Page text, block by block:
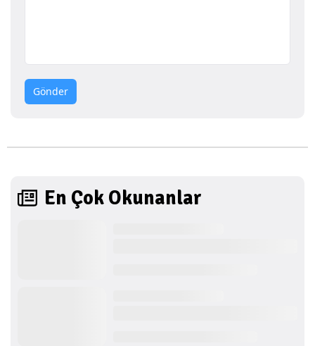
Gönder
En Çok Okunanlar